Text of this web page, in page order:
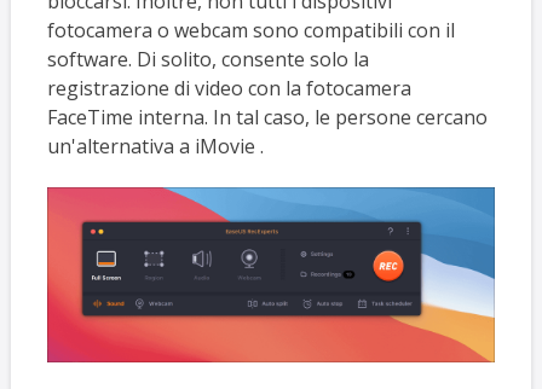
fotocamera o webcam sono compatibili con il
software. Di solito, consente solo la
registrazione di video con la fotocamera
FaceTime interna. In tal caso, le persone cercano
un'alternativa a iMovie .